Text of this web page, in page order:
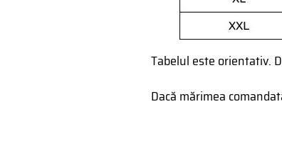
Tabelul este orientativ.
Dacă mărimea